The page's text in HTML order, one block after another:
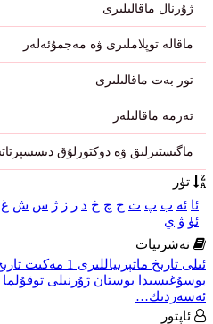
ژۇرنال ماقالىلىرى
ماقالە توپلاملىرى ۋە مەجمۇئەلەر
تور بەت ماقالىلىرى
تەرمە ماقالىلەر
ماگىستىرلىق ۋە دوكتورلۇق
تۈر
ئا ئە ب پ ت ج چ خ د ر ز ژ س ش غ
ئۈ ۋ ي
نەشرىيات
ئىلى تارىخ ماتېرىياللىرى 1
مەكىت تارىخ
بوسۇغىسىدا
بوستان ژۇرنىلى
ئەسەردىك…
ئاپتور